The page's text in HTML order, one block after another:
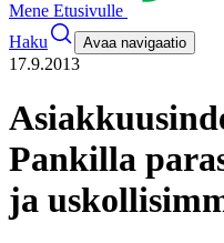
Mene Etusivulle
Haku
Avaa navigaatio
17.9.2013
Pankilla
ja